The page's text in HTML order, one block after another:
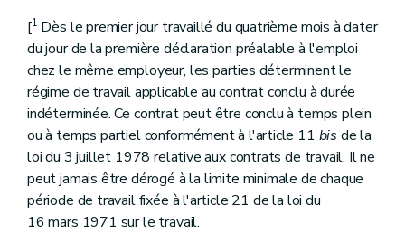
[1 Dès le premier jour travaillé du quatrième mois à dater
du jour de la première déclaration préalable à l'emploi
chez le même employeur, les parties déterminent le
régime de travail applicable au contrat conclu à durée
indéterminée. Ce contrat peut être conclu à temps plein
ou à temps partiel conformément à l'article 11 bis de la
loi du 3 juillet 1978 relative aux contrats de travail. Il ne
peut jamais être dérogé à la limite minimale de chaque
période de travail fixée à l'article 21 de la loi du
16 mars 1971 sur le travail.